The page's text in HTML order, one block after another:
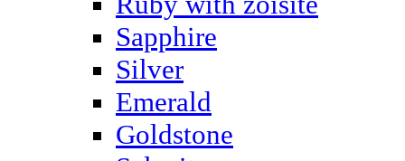
Sapphire
Silver
Emerald
Goldstone